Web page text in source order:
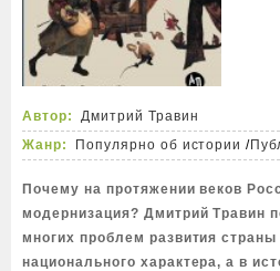
Автор:
Дмитрий Травин
Жанр:
Популярно об истории /
Почему на протяжении веков
модернизация? Дмитрий Травин
многих проблем развития
национального характера, а в